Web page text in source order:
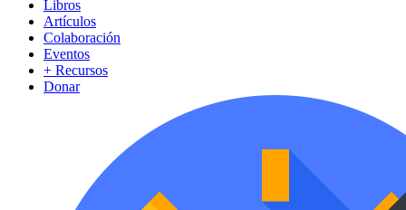
Libros
Artículos
Colaboración
Eventos
+ Recursos
Donar